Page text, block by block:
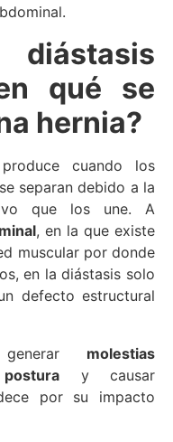
qué se
hernia?
cuando los
separan debido a la
que los une. A
, en la que existe
muscular por donde
en la diástasis solo
defecto estructural
molestias
postura y causar
por su impacto